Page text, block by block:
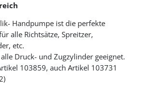
Handpumpe ist die perfekte
alle Richtsätze, Spreitzer,
etc.
Druck- und Zugzylinder geeignet.
103859, auch Artikel 103731